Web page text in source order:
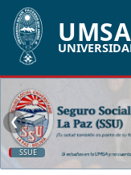
UMSA
SSUE
❮